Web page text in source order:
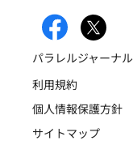
パラレルジャーナル
利用規約
個人情報保護方針
サイトマップ